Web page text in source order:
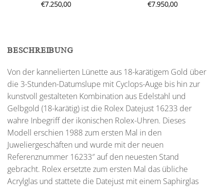
€7.250,00
€7.950,00
BESCHREIBUNG
Von der kannelierten Lünette aus 18-karätigem Gold über
die 3-Stunden-Datumslupe mit Cyclops-Auge bis hin zur
kunstvoll gestalteten Kombination aus Edelstahl und
Gelbgold (18-karätig) ist die Rolex Datejust 16233 der
wahre Inbegriff der ikonischen Rolex-Uhren. Dieses
Modell erschien 1988 zum ersten Mal in den
Juweliergeschäften und wurde mit der neuen
Referenznummer 16233″ auf den neuesten Stand
gebracht. Rolex ersetzte zum ersten Mal das übliche
Acrylglas und stattete die Datejust mit einem Saphirglas